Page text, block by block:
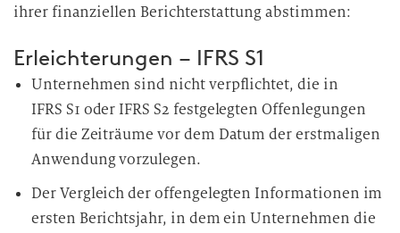
ihrer finanziellen Berichterstattung abstimmen:
Erleichterungen – IFRS S1
Unternehmen sind nicht verpflichtet, die in
IFRS S1 oder IFRS S2 festgelegten Offenlegungen
für die Zeiträume vor dem Datum der erstmaligen
Anwendung vorzulegen.
Der Vergleich der offengelegten Informationen im
ersten Berichtsjahr, in dem ein Unternehmen die